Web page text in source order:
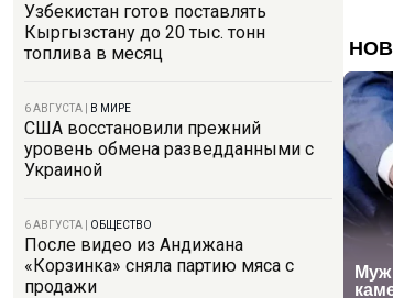
Узбекистан готов поставлять
Кыргызстану до 20 тыс. тонн
топлива в месяц
6 АВГУСТА В МИРЕ
США восстановили прежний
уровень обмена разведданными с
Украиной
6 АВГУСТА ОБЩЕСТВО
После видео из Андижана
«Корзинка» сняла партию мяса с
продажи